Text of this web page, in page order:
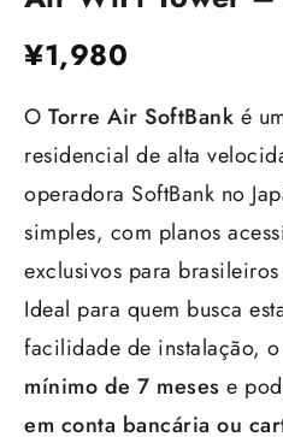
¥1,980
O Torre Air SoftBank é
residencial de alta
operadora SoftBank no
simples, com planos
exclusivos para
Ideal para quem busca
facilidade de instalação,
mínimo de 7 meses e
em conta bancária ou